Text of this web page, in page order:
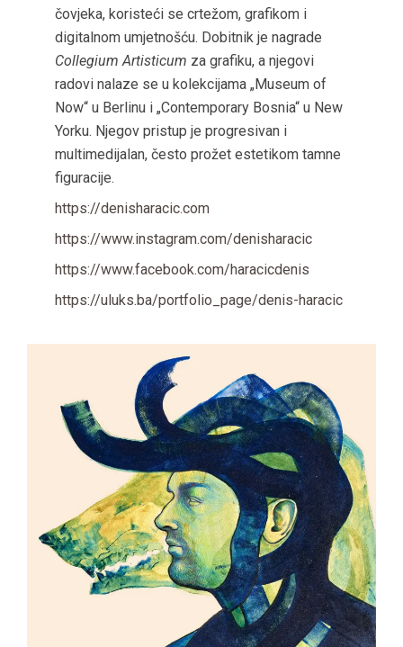
čovjeka, koristeći se crtežom, grafikom i
digitalnom umjetnošću. Dobitnik je nagrade
Collegium Artisticum za grafiku, a njegovi
radovi nalaze se u kolekcijama „Museum of
Now“ u Berlinu i „Contemporary Bosnia“ u New
Yorku. Njegov pristup je progresivan i
multimedijalan, često prožet estetikom tamne
figuracije.
https://denisharacic.com
https://www.instagram.com/denisharacic
https://www.facebook.com/haracicdenis
https://uluks.ba/portfolio_page/denis-haracic